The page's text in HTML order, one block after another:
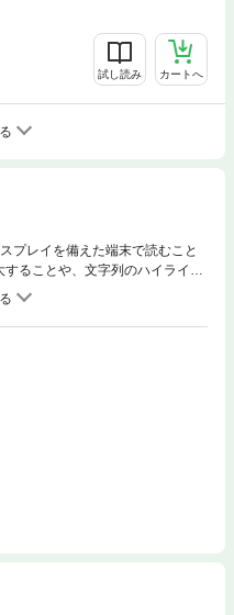
試し読み カートへ
プレイを備えた端末で読むこと
ることや、文字列のハイライ
使用できません。第2次トラン
でいる。アメリカはウクライナ
、長年にわたる同盟関係にあっ
世界に、私たちはどう立ち向か
基軸国の無自覚アメリカの暴走
ンヘン、ヤルタ、スエズに学ぶ
基づき長期化する▼三牧聖子◆メ
ドイツ、そして欧州は米露に対
理、鈴木 均＝＝ 特集 ＝＝中間
厚い中間層」の再構築に向けて
き政治が社会不安をもたらす▼
ル世界で格差を埋める時代に▼